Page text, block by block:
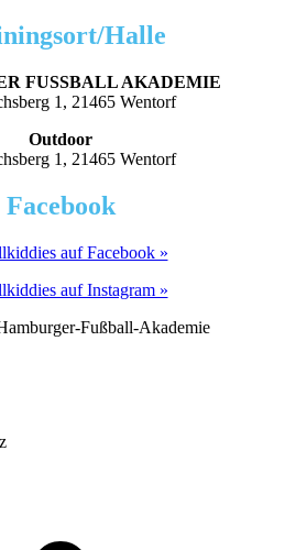
Halle
FUSSBALL AKADEMIE
1, 21465 Wentorf
Outdoor
1, 21465 Wentorf
Facebook
auf Facebook »
auf Instagram »
Fußball-Akademie